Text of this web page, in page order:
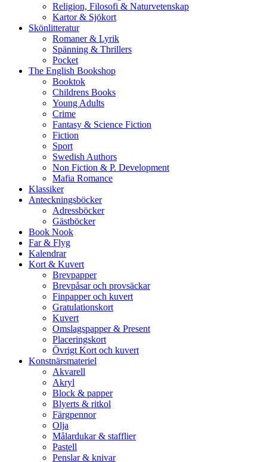
Religion, Filosofi & Naturvetenskap
Kartor & Sjökort
Skönlitteratur
Romaner & Lyrik
Spänning & Thrillers
Pocket
The English Bookshop
Booktok
Childrens Books
Young Adults
Crime
Fantasy & Science Fiction
Fiction
Sport
Swedish Authors
Non Fiction & P. Development
Mafia Romance
Klassiker
Anteckningsböcker
Adressböcker
Gästböcker
Book Nook
Far & Flyg
Kalendrar
Kort & Kuvert
Brevpapper
Brevpåsar och provsäckar
Finpapper och kuvert
Gratulationskort
Kuvert
Omslagspapper & Present
Placeringskort
Övrigt Kort och kuvert
Konstnärsmateriel
Akvarell
Akryl
Block & papper
Blyerts & ritkol
Färgpennor
Olja
Målardukar & stafflier
Pastell
Penslar & knivar